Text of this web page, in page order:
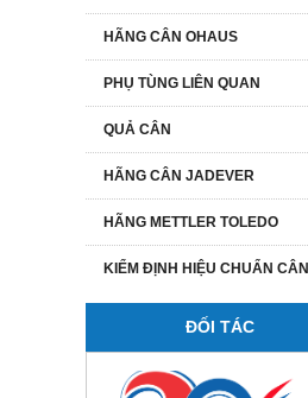
HÃNG CÂN OHAUS
PHỤ TÙNG LIÊN QUAN
QUẢ CÂN
HÃNG CÂN JADEVER
HÃNG METTLER TOLEDO
KIỂM ĐỊNH HIỆU CHUẨN CÂN
ĐỐI TÁC